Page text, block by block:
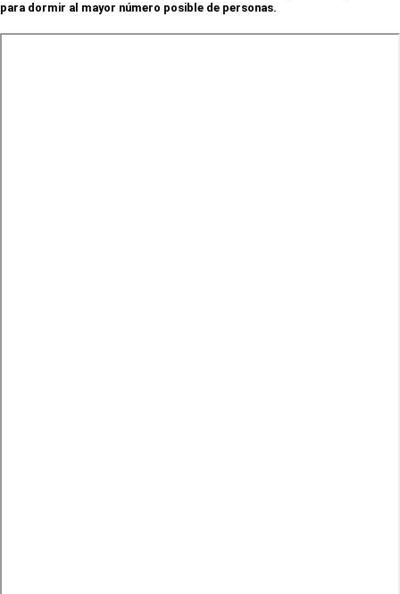
para dormir al mayor número posible de personas.